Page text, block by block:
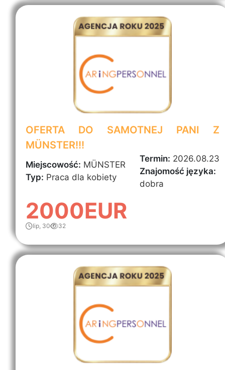
OFERTA DO SAMOTNEJ PANI Z
MÜNSTER!!!
Miejscowość: MÜNSTER
Typ: Praca dla kobiety
Termin: 2026.08.23
Znajomość języka:
dobra
2000EUR
lip, 30 32